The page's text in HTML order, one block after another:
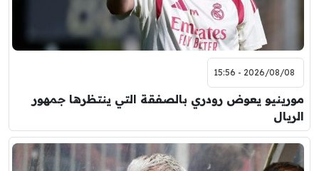
2026/08/08 - 15:56
مورينيو يعوض رودري بالصفقة التي ينتظرها جمهور
الريال